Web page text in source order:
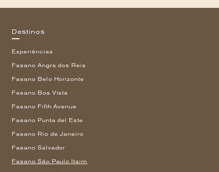
Destinos
Experiências
Fasano Angra dos Reis
Fasano Belo Horizonte
Fasano Boa Vista
Fasano Fifth Avenue
Fasano Punta del Este
Fasano Rio de Janeiro
Fasano Salvador
Fasano São Paulo Itaim